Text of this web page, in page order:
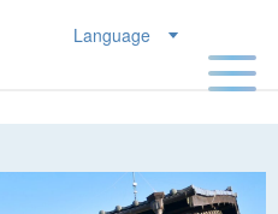
Language